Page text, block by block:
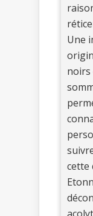
Une
noirs
cette